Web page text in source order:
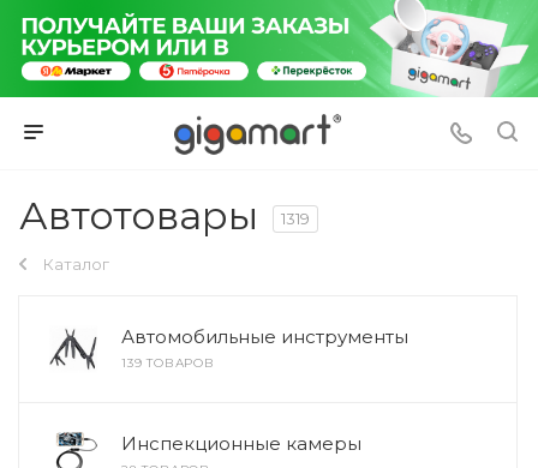
Автотовары 1319
Каталог
Автомобильные инструменты
139 ТОВАРОВ
Инспекционные камеры